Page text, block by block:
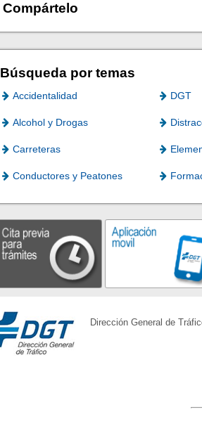
Compártelo
Búsqueda por temas
Accidentalidad DGT
Alcohol y Drogas
Carreteras
Conductores y Peatones
Dirección General de